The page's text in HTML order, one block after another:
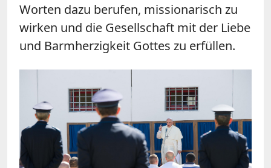
Worten dazu berufen, missionarisch zu
wirken und die Gesellschaft mit der Liebe
und Barmherzigkeit Gottes zu erfüllen.